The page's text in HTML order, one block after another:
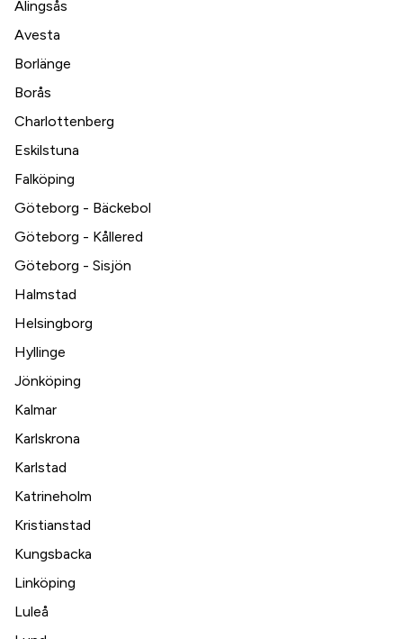
Alingsås
Avesta
Borlänge
Borås
Charlottenberg
Eskilstuna
Falköping
Göteborg - Bäckebol
Göteborg - Kållered
Göteborg - Sisjön
Halmstad
Helsingborg
Hyllinge
Jönköping
Kalmar
Karlskrona
Karlstad
Katrineholm
Kristianstad
Kungsbacka
Linköping
Luleå